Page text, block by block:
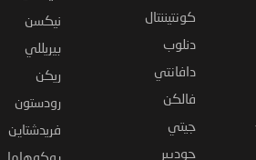
كونتيننتال
دنلوب
دافانتي
فالكن
جيتي
جوديير
نيكسن
بيريللي
ريكن
رودستون
فريدشتاين
يوكوهاما